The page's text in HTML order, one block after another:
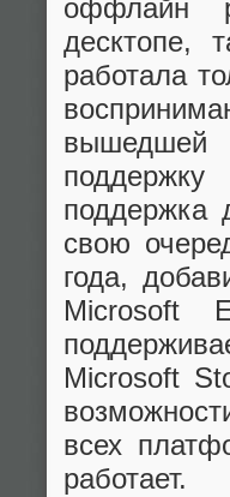
оффлайн
десктопе,
работала
вышедшей
поддержка
свою
года,
Microsoft
Microsoft
всех
работает.